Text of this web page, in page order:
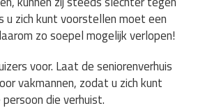
u zich kunt voorstellen moet een
zo soepel mogelijk verlopen!
voor. Laat de seniorenverhuis
vakmannen, zodat u zich kunt
die verhuist.